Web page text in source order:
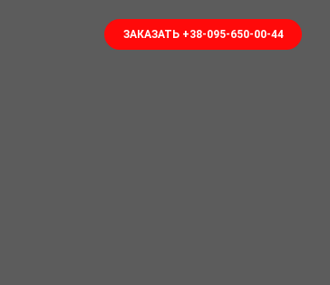
ЗАКАЗАТЬ +38-095-650-00-44